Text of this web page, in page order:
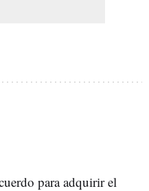
para adquirir el